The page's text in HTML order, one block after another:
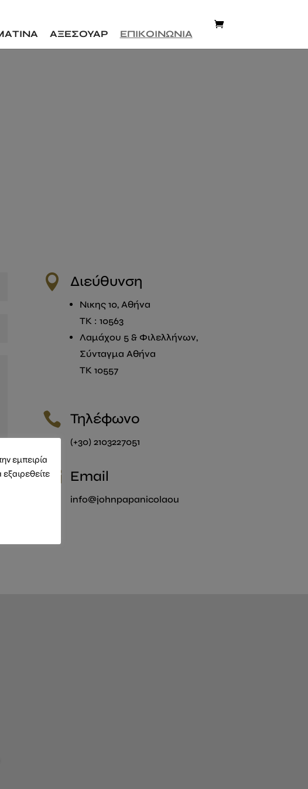
ΑΞΕΣΟΥΑΡ ΕΠΙΚΟΙΝΩΝΙΑ
 Διεύθυνση
Νικης 10, Αθήνα
ΤΚ : 10563
Λαμάχου 5 & Φιλελλήνων,
Σύνταγμα Αθήνα
ΤΚ 10557
 Τηλέφωνο
(+30) 2103227051
 Email
info@johnpapanicolaou
εμπειρία